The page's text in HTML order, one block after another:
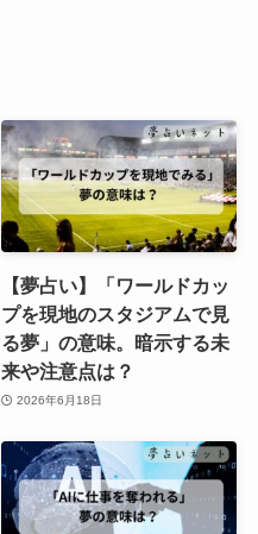
【夢占い】「ワールドカッ
プを現地のスタジアムで見
る夢」の意味。暗示する未
来や注意点は？
2026年6月18日